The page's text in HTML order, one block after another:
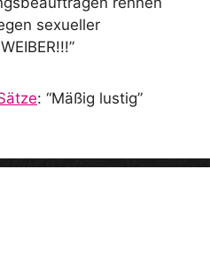
sexueller
”
: “Mäßig lustig”